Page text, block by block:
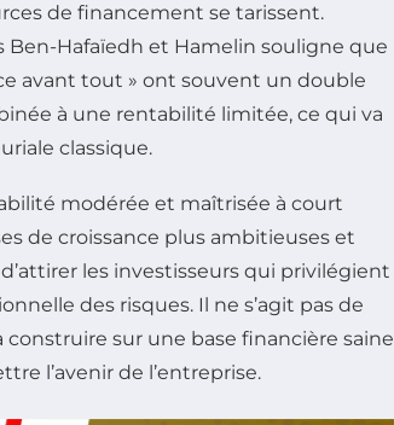
de financement se tarissent.
Ben-Hafaïedh et Hamelin souligne que
avant tout » ont souvent un double
à une rentabilité limitée, ce qui va
classique.
modérée et maîtrisée à court
de croissance plus ambitieuses et
les investisseurs qui privilégient
des risques. Il ne s’agit pas de
construire sur une base financière saine
l’avenir de l’entreprise.